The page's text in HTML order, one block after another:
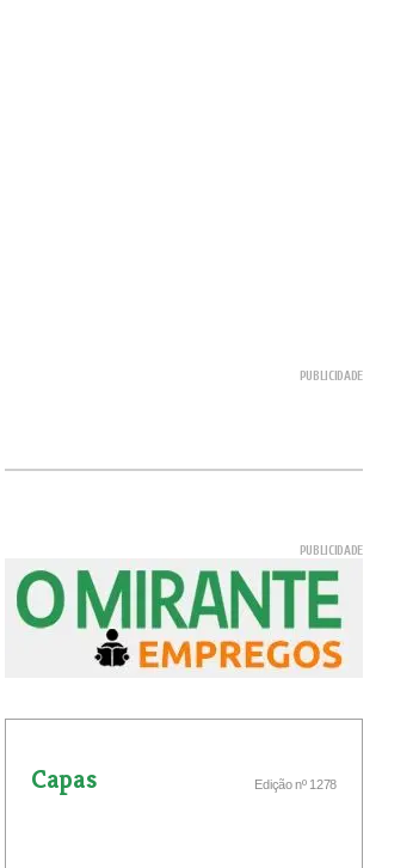
Capas Edição nº 1278